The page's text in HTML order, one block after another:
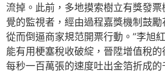
流掉。此前，多地摸索樹立有獎發
覺的監視者，經由過程嘉獎機制鼓勵
從而倒逼商家規范開票行動。”李旭
能有用梗塞稅收破綻，晉陞增值稅
每秒一百萬張的速度吐出金箔折成